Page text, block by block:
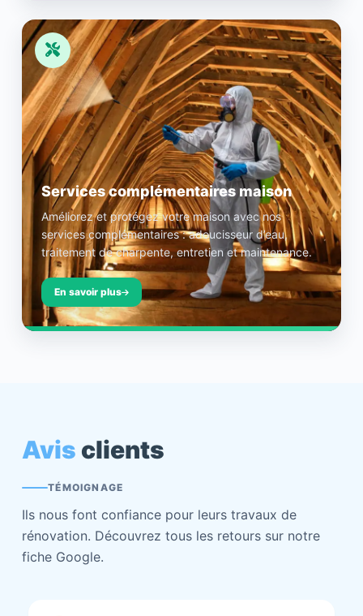
Services complémentaires maison
Améliorez et protégez votre maison avec nos
services complémentaires : adoucisseur d’eau,
traitement de charpente, entretien et maintenance.
En savoir plus
Avis clients
TÉMOIGNAGE
Ils nous font confiance pour leurs travaux de
rénovation. Découvrez tous les retours sur notre
fiche Google.